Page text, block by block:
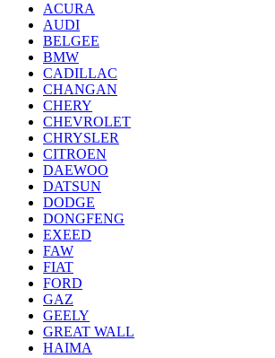
ACURA
AUDI
BELGEE
BMW
CADILLAC
CHANGAN
CHERY
CHEVROLET
CHRYSLER
CITROEN
DAEWOO
DATSUN
DODGE
DONGFENG
EXEED
FAW
FIAT
FORD
GAZ
GEELY
GREAT WALL
HAIMA